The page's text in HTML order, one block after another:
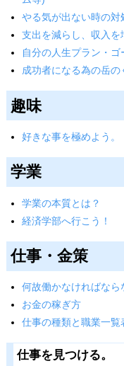
やる気が出ない時の対
支出を減らし、収入を
自分の人生プラン・ゴ
成功者になる為の岳の
趣味
好きな事を極めよう。
学業
学業の本質とは？
経済学部へ行こう！
仕事・金策
何故働かなければなら
お金の稼ぎ方
仕事の種類と職業一覧
仕事を見つける。